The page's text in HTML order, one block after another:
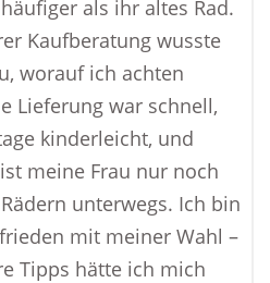
als ihr altes Rad.
Kaufberatung wusste
worauf ich achten
Lieferung war schnell,
kinderleicht, und
meine Frau nur noch
unterwegs. Ich bin
mit meiner Wahl –
Tipps hätte ich mich